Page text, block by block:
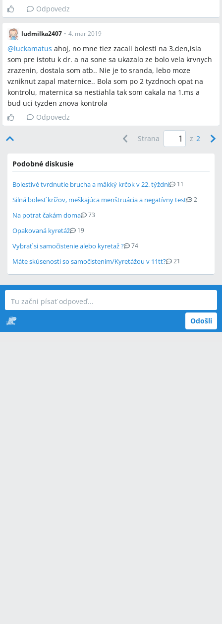
Odpovedz
ludmilka2407 • 4. mar 2019
@luckamatus ahoj, no mne tiez zacali bolesti na 3.den,isla
som pre istotu k dr. a na sone sa ukazalo ze bolo vela krvnych
zrazenin, dostala som atb.. Nie je to sranda, lebo moze
vzniknut zapal maternice.. Bola som po 2 tyzdnoch opat na
kontrolu, maternica sa nestiahla tak som cakala na 1.ms a
bud uci tyzden znova kontrola
Odpovedz
Strana z 2
Podobné diskusie
Bolestivé tvrdnutie brucha a mäkký krčok v 22. týždni 11
Silná bolesť krížov, meškajúca menštruácia a negatívny test 2
Na potrat čakám doma 73
Opakovaná kyretáž 19
Vybrať si samočistenie alebo kyretaž ? 74
Máte skúsenosti so samočistením/Kyretážou v 11tt? 21
Odošli